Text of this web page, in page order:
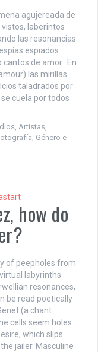
agujereada de
laberintos
las resonancias
espiados
cantos de amor. En
las mirillas
taladrados por
cuela por todos
, Artistas,
, Género e
how do
of peepholes from
labyrinths
resonances,
be read poetically
(a chant
cells seem holes
which slips
jailer. Masculine